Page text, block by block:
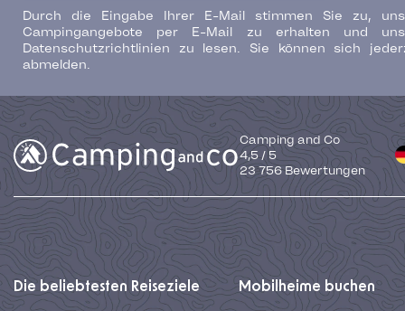
Durch die Eingabe Ihrer E-Mail stimmen Sie zu,
Campingangebote per E-Mail zu erhalten und
Datenschutzrichtlinien zu lesen. Sie können sich
abmelden.
Camping and Co
4,5 / 5
23 756Bewertungen
Die beliebtesten Reiseziele Mobilheime buchen